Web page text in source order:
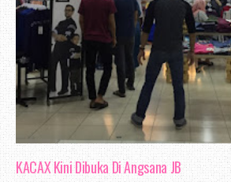
KACAX Kini Dibuka Di Angsana JB